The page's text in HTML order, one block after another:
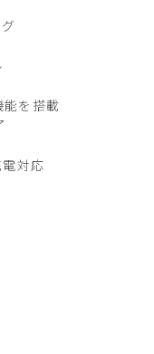
を搭載
対応